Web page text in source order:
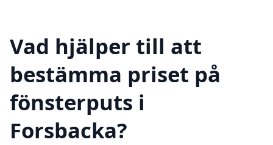
Vad hjälper till att
bestämma priset på
fönsterputs i
Forsbacka?